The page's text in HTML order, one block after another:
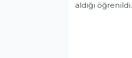
aldığı öğrenildi.